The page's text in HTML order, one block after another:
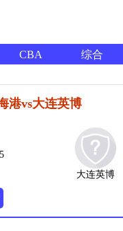
CBA 综合
港vs大连英博
大连英博